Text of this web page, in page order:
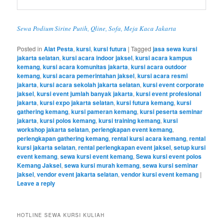
Sewa Podium Sirine Putih, Qline, Sofa, Meja Kaca Jakarta
Posted in Alat Pesta,kursi,kursi futura |Tagged jasa sewa kursi
jakarta selatan,kursi acara indoor jaksel,kursi acara kampus
kemang,kursi acara komunitas jakarta,kursi acara outdoor
kemang,kursi acara pemerintahan jaksel,kursi acara resmi
jakarta,kursi acara sekolah jakarta selatan,kursi event corporate
jaksel,kursi event jumlah banyak jakarta,kursi event profesional
jakarta,kursi expo jakarta selatan,kursi futura kemang,kursi
gathering kemang,kursi pameran kemang,kursi peserta seminar
jakarta,kursi polos kemang,kursi training kemang,kursi
workshop jakarta selatan,perlengkapan event kemang,
perlengkapan gathering kemang,rental kursi acara kemang,rental
kursi jakarta selatan,rental perlengkapan event jaksel,setup kursi
event kemang,sewa kursi event kemang,Sewa kursi event polos
Kemang Jaksel,sewa kursi murah kemang,sewa kursi seminar
jaksel,vendor event jakarta selatan,vendor kursi event kemang |
Leave a reply
HOTLINE SEWA KURSI KULIAH